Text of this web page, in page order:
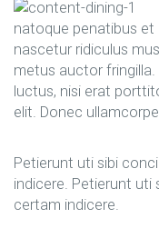
natoque penatibus et
nascetur ridiculus
metus auctor
luctus, nisi erat
elit. Donec
Petierunt uti sibi
indicere. Petierunt uti
certam indicere.